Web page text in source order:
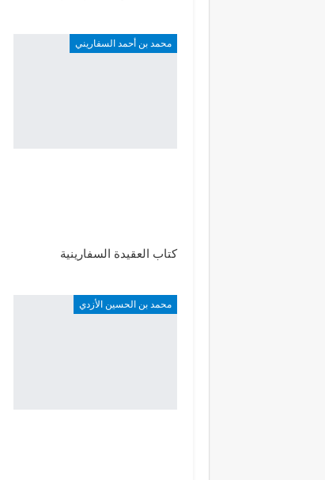
محمد بن أحمد السفاريني
كتاب العقيدة السفارينية
محمد بن الحسين الأزدي